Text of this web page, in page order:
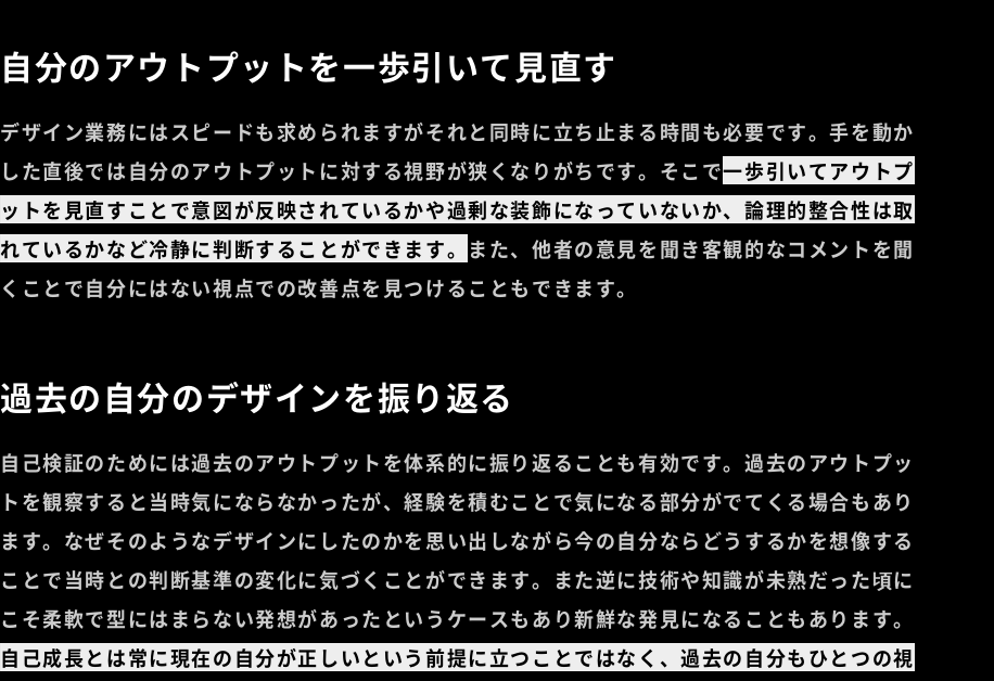
自分のアウトプットを一歩引いて見直す
デザイン業務にはスピードも求められますがそれと同時に立ち止まる時間も必要です。手を動か
した直後では自分のアウトプットに対する視野が狭くなりがちです。そこで一歩引いてアウトプ
ットを見直すことで意図が反映されているかや過剰な装飾になっていないか、論理的整合性は取
れているかなど冷静に判断することができます。 また、他者の意見を聞き客観的なコメントを聞
くことで自分にはない視点での改善点を見つけることもできます。
過去の自分のデザインを振り返る
自己検証のためには過去のアウトプットを体系的に振り返ることも有効です。過去のアウトプッ
トを観察すると当時気にならなかったが、経験を積むことで気になる部分がでてくる場合もあり
ます。なぜそのようなデザインにしたのかを思い出しながら今の自分ならどうするかを想像する
ことで当時との判断基準の変化に気づくことができます。また逆に技術や知識が未熟だった頃に
こそ柔軟で型にはまらない発想があったというケースもあり新鮮な発見になることもあります。
自己成長とは常に現在の自分が正しいという前提に立つことではなく、過去の自分もひとつの視